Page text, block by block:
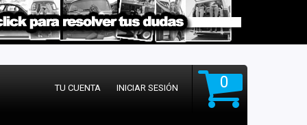
0
TU CUENTA INICIAR SESIÓN